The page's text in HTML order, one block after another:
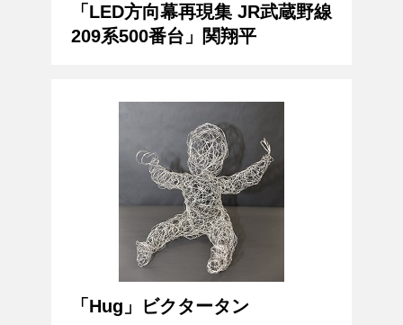
「LED方向幕再現集 JR武蔵野線
209系500番台」関翔平
「Hug」ビクタータン